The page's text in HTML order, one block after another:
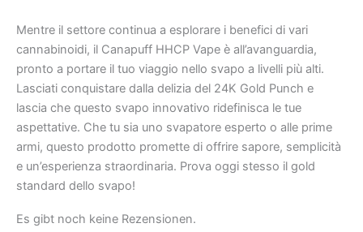
Mentre il settore continua a esplorare i benefici di vari
cannabinoidi, il Canapuff HHCP Vape è all’avanguardia,
pronto a portare il tuo viaggio nello svapo a livelli più alti.
Lasciati conquistare dalla delizia del 24K Gold Punch e
lascia che questo svapo innovativo ridefinisca le tue
aspettative. Che tu sia uno svapatore esperto o alle prime
armi, questo prodotto promette di offrire sapore, semplicità
e un’esperienza straordinaria. Prova oggi stesso il gold
standard dello svapo!
Es gibt noch keine Rezensionen.